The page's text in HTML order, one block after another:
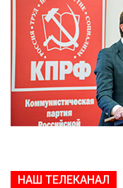
НАШ ТЕЛЕКАНАЛ